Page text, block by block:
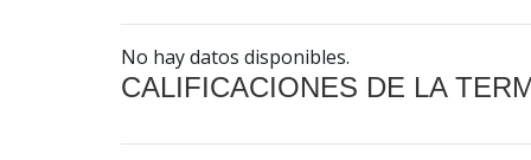
No hay datos disponibles.
CALIFICACIONES DE LA